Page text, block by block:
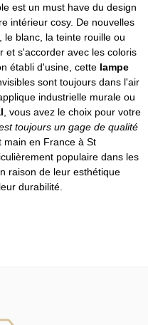
est un must have du design
intérieur cosy. De nouvelles
le blanc, la teinte rouille ou
et s'accorder avec les coloris
établi d'usine, cettelampe
sont toujours dans l'air
industrielle murale ou
, vous avez le choix pour votre
toujours un gage de qualité
main en France à St
populaire dans les
raison de leur esthétique
durabilité.